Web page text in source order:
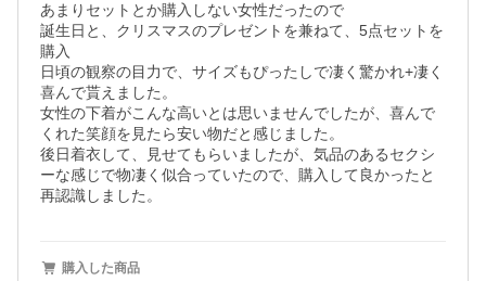
あまりセットとか購入しない女性だったので
誕生日と、クリスマスのプレゼントを兼ねて、5点セットを
購入
日頃の観察の目力で、サイズもぴったしで凄く驚かれ+凄く
喜んで貰えました。
女性の下着がこんな高いとは思いませんでしたが、喜んで
くれた笑顔を見たら安い物だと感じました。
後日着衣して、見せてもらいましたが、気品のあるセクシ
ーな感じで物凄く似合っていたので、購入して良かったと
再認識しました。
購入した商品